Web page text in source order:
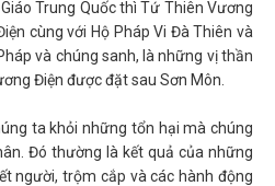
Trung Quốc thì Tứ Thiên Vương
cùng với Hộ Pháp Vi Đà Thiên và
và chúng sanh, là những vị thần
Điện được đặt sau Sơn Môn.
ta khỏi những tổn hại mà chúng
Đó thường là kết quả của những
người, trộm cắp và các hành động